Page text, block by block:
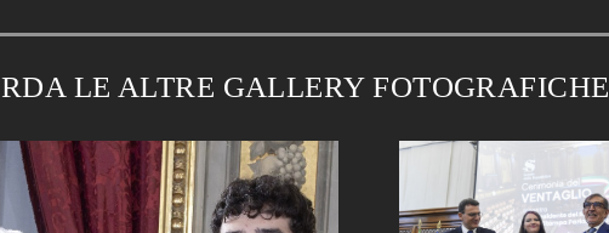
LE ALTRE GALLERY FOTOGRAFICHE